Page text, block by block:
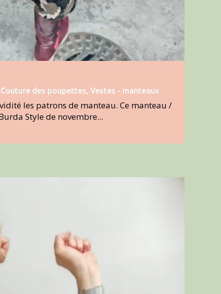
Couture des poupettes, Vestes - manteaux
les patrons de manteau. Ce manteau /
Style de novembre...